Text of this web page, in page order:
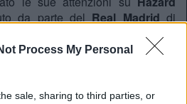
Process My Personal
sale, sharing to third parties, or
da parte delReal Madriddi
Gareth